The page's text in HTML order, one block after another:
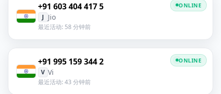
+91 603 404 417 5
J Jio
最近活动: 58 分钟前
ONLINE
+91 995 159 344 2
V Vi
最近活动: 43 分钟前
ONLINE